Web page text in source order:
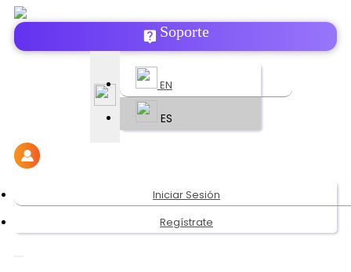
Soporte
EN
ES
Iniciar Sesión
Regístrate